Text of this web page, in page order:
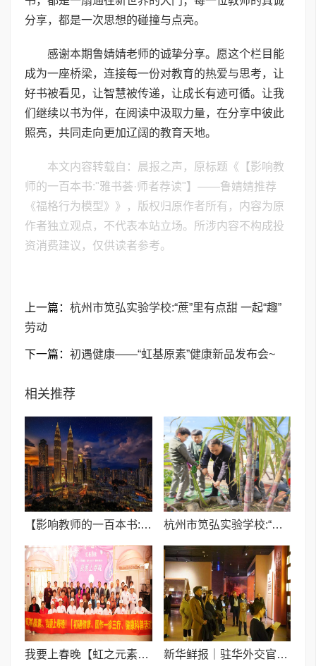
分享，都是一次思想的碰撞与点亮。
感谢本期鲁婧婧老师的诚挚分享。愿这个栏目能
成为一座桥梁，连接每一份对教育的热爱与思考，让
好书被看见，让智慧被传递，让成长有迹可循。让我
们继续以书为伴，在阅读中汲取力量，在分享中彼此
照亮，共同走向更加辽阔的教育天地。
本文内容转载自：晨报之声，原标题《【影响教
师的一百本书:"雅书荟·师者荐读"】——鲁婧婧推荐
《福格行为模型》》，版权归原作者所有，内容为原
作者独立观点，不代表本站立场。所涉内容不构成投
资消费建议，仅供读者参考。
上一篇： 杭州市笕弘实验学校:“蔗”里有点甜 一起“趣”
劳动
下一篇： 初遇健康——“虹基原素”健康新品发布会~
相关推荐
【影响教师的一百本书:“雅书荟·师者荐读”】——鲁婧婧推荐《福格行为模型》 杭州市笕弘实验学校:“蔗”里有点甜 一起“趣”劳动
我要上春晚【虹之元素】健康新品发布会 新华鲜报｜驻华外交官参访陕西：感知奋进、开放、创新的中国